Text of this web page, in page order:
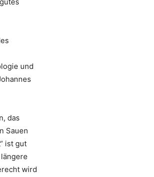
und
das
Sauen
ist gut
wird